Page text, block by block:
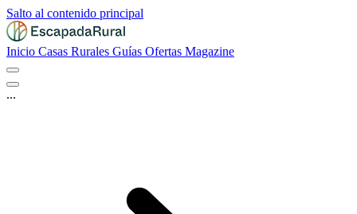
Salto al contenido principal
Inicio Casas Rurales Guías Ofertas Magazine
...